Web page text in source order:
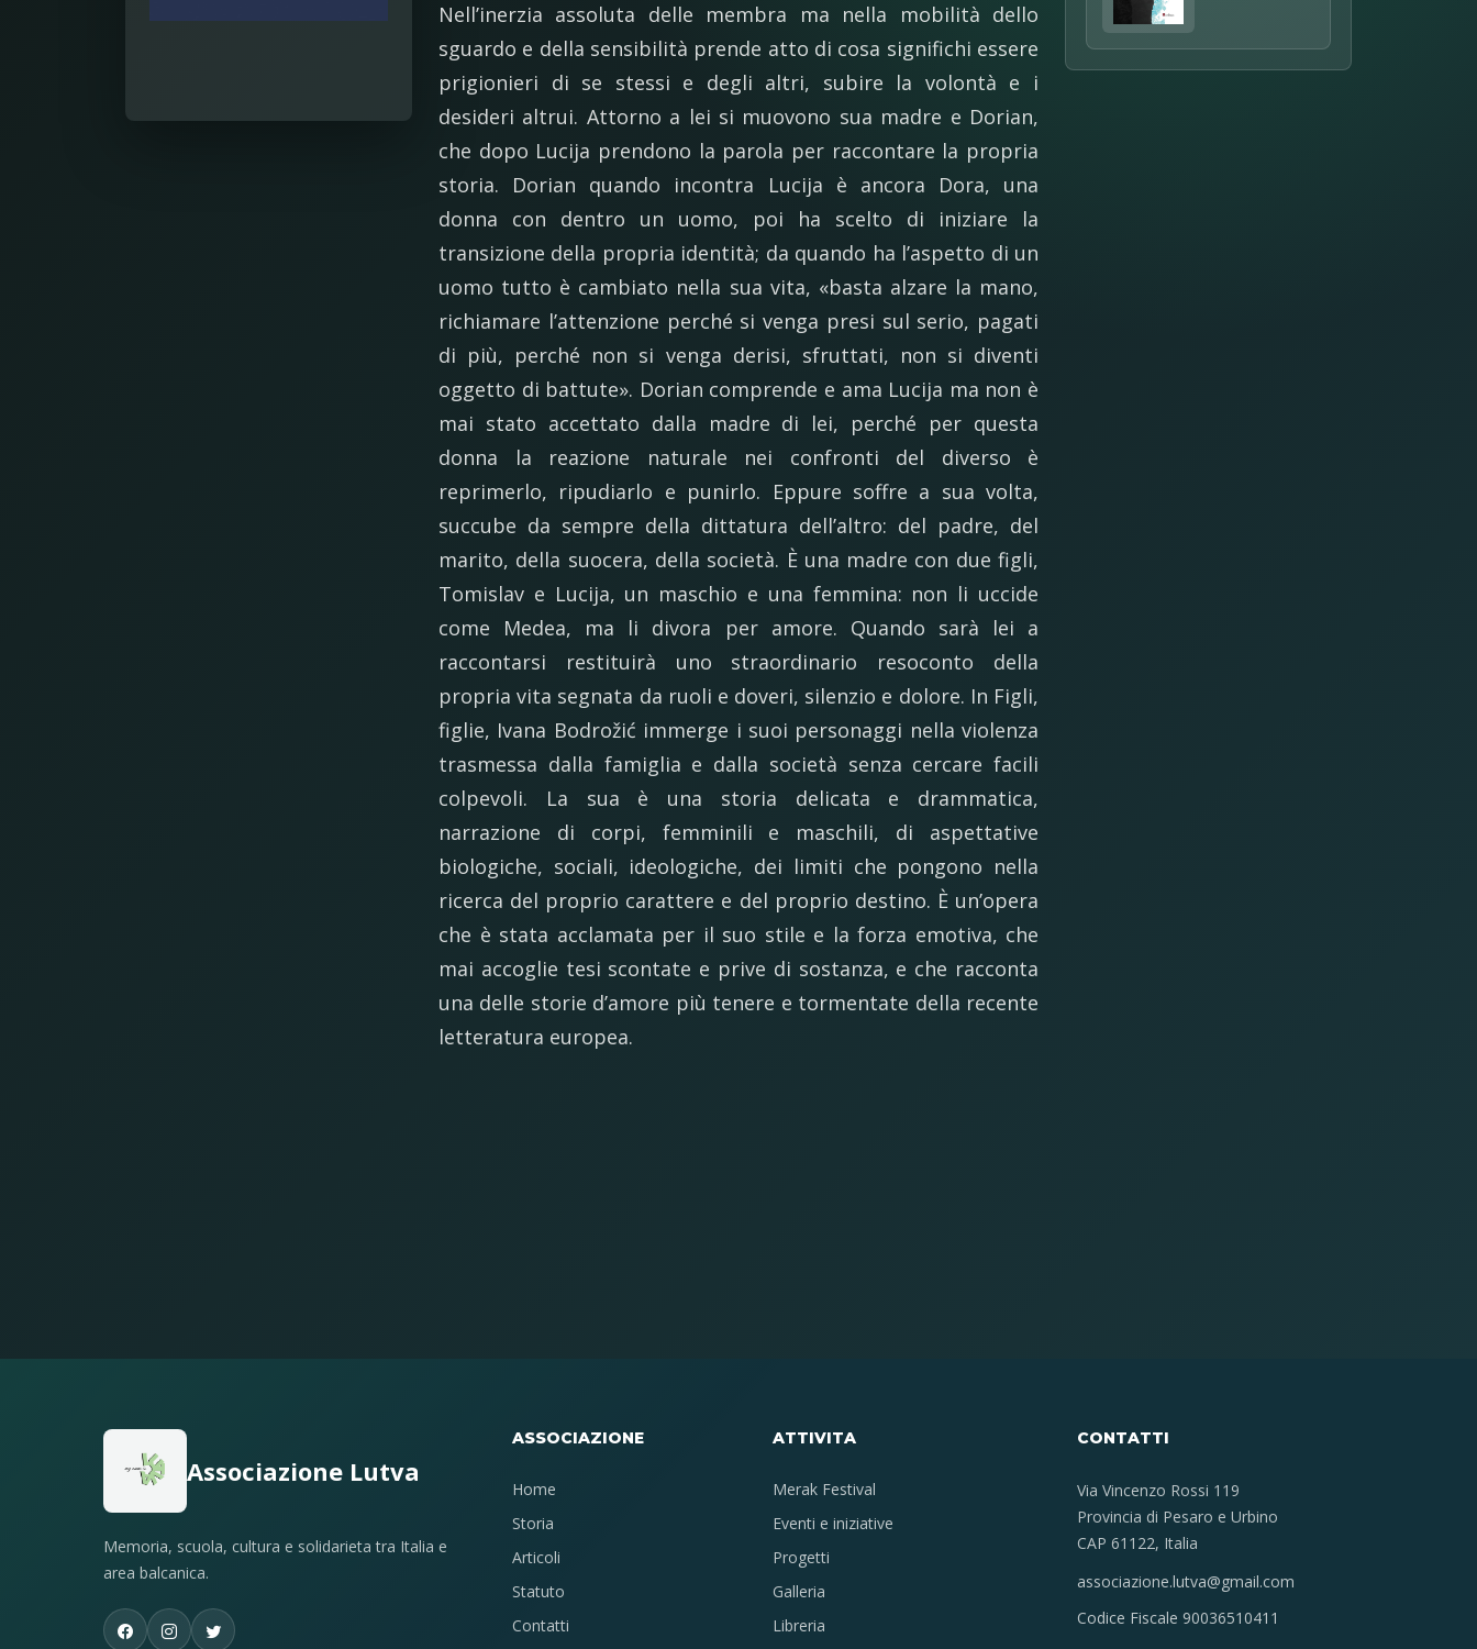
Nell’inerzia assoluta delle membra ma nella mobilità dello
sguardo e della sensibilità prende atto di cosa significhi essere
prigionieri di se stessi e degli altri, subire la volontà e i
desideri altrui. Attorno a lei si muovono sua madre e Dorian,
che dopo Lucija prendono la parola per raccontare la propria
storia. Dorian quando incontra Lucija è ancora Dora, una
donna con dentro un uomo, poi ha scelto di iniziare la
transizione della propria identità; da quando ha l’aspetto di un
uomo tutto è cambiato nella sua vita, «basta alzare la mano,
richiamare l’attenzione perché si venga presi sul serio, pagati
di più, perché non si venga derisi, sfruttati, non si diventi
oggetto di battute». Dorian comprende e ama Lucija ma non è
mai stato accettato dalla madre di lei, perché per questa
donna la reazione naturale nei confronti del diverso è
reprimerlo, ripudiarlo e punirlo. Eppure soffre a sua volta,
succube da sempre della dittatura dell’altro: del padre, del
marito, della suocera, della società. È una madre con due figli,
Tomislav e Lucija, un maschio e una femmina: non li uccide
come Medea, ma li divora per amore. Quando sarà lei a
raccontarsi restituirà uno straordinario resoconto della
propria vita segnata da ruoli e doveri, silenzio e dolore. In Figli,
figlie, Ivana Bodrožić immerge i suoi personaggi nella violenza
trasmessa dalla famiglia e dalla società senza cercare facili
colpevoli. La sua è una storia delicata e drammatica,
narrazione di corpi, femminili e maschili, di aspettative
biologiche, sociali, ideologiche, dei limiti che pongono nella
ricerca del proprio carattere e del proprio destino. È un’opera
che è stata acclamata per il suo stile e la forza emotiva, che
mai accoglie tesi scontate e prive di sostanza, e che racconta
una delle storie d’amore più tenere e tormentate della recente
letteratura europea.
Associazione Lutva
Memoria, scuola, cultura e solidarieta tra Italia e
area balcanica.
ASSOCIAZIONE
Home
Storia
Articoli
Statuto
Contatti
ATTIVITA
Merak Festival
Eventi e iniziative
Progetti
Galleria
Libreria
CONTATTI
Via Vincenzo Rossi 119
Provincia di Pesaro e Urbino
CAP 61122, Italia
associazione.lutva@gmail.com
Codice Fiscale 90036510411